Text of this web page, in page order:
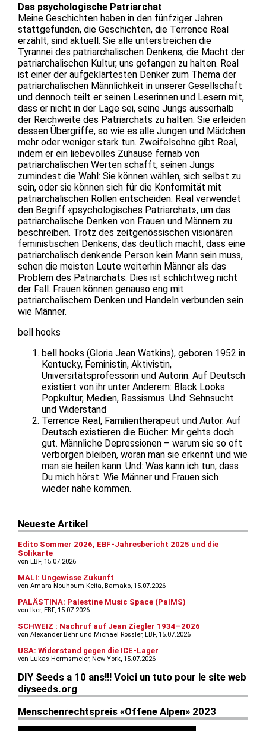
Das psychologische Patriarchat
Meine Geschichten haben in den fünfziger Jahren
stattgefunden, die Geschichten, die Terrence Real
erzählt, sind aktuell. Sie alle unterstreichen die
Tyrannei des patriarchalischen Denkens, die Macht der
patriarchalischen Kultur, uns gefangen zu halten. Real
ist einer der aufgeklärtesten Denker zum Thema der
patriarchalischen Männlichkeit in unserer Gesellschaft
und dennoch teilt er seinen Leserinnen und Lesern mit,
dass er nicht in der Lage sei, seine Jungs ausserhalb
der Reichweite des Patriarchats zu halten. Sie erleiden
dessen Übergriffe, so wie es alle Jungen und Mädchen
mehr oder weniger stark tun. Zweifelsohne gibt Real,
indem er ein liebevolles Zuhause fernab von
patriarchalischen Werten schafft, seinen Jungs
zumindest die Wahl: Sie können wählen, sich selbst zu
sein, oder sie können sich für die Konformität mit
patriarchalischen Rollen entscheiden. Real verwendet
den Begriff «psychologisches Patriarchat», um das
patriarchalische Denken von Frauen und Männern zu
beschreiben. Trotz des zeitgenössischen visionären
feministischen Denkens, das deutlich macht, dass eine
patriarchalisch denkende Person kein Mann sein muss,
sehen die meisten Leute weiterhin Männer als das
Problem des Patriarchats. Dies ist schlichtweg nicht
der Fall. Frauen können genauso eng mit
patriarchalischem Denken und Handeln verbunden sein
wie Männer.
bell hooks
bell hooks (Gloria Jean Watkins), geboren 1952 in
Kentucky, Feministin, Aktivistin,
Universitätsprofessorin und Autorin. Auf Deutsch
existiert von ihr unter Anderem: Black Looks:
Popkultur, Medien, Rassismus. Und: Sehnsucht
und Widerstand
Terrence Real, Familientherapeut und Autor. Auf
Deutsch existieren die Bücher: Mir gehts doch
gut. Männliche Depressionen – warum sie so oft
verborgen bleiben, woran man sie erkennt und wie
man sie heilen kann. Und: Was kann ich tun, dass
Du mich hörst. Wie Männer und Frauen sich
wieder nahe kommen.